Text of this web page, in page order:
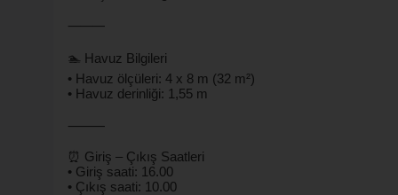
⸻
🏊 Havuz Bilgileri
• Havuz ölçüleri: 4 x 8 m (32 m²)
• Havuz derinliği: 1,55 m
⸻
⏰ Giriş – Çıkış Saatleri
• Giriş saati: 16.00
• Çıkış saati: 10.00